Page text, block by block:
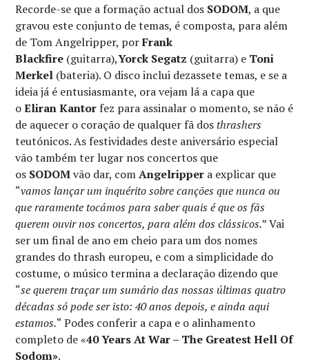
Recorde-se que a formação actual dos SODOM, a que
gravou este conjunto de temas, é composta, para além
de Tom Angelripper, porFrank
Blackfire (guitarra),Yorck Segatz (guitarra) e Toni
Merkel (bateria). O disco inclui dezassete temas, e se a
ideia já é entusiasmante, ora vejam lá a capa que
oEliran Kantor fez para assinalar o momento, se não é
de aquecer o coração de qualquer fã dosthrashers
teutónicos. As festividades deste aniversário especial
vão também ter lugar nos concertos que
os SODOMvão dar, comAngelripper a explicar que
“vamos lançar um inquérito sobre canções que nunca ou
que raramente tocámos para saber quais é que os fãs
querem ouvir nos concertos, para além dos clássicos.” Vai
ser um final de ano em cheio para um dos nomes
grandes do thrash europeu, e com a simplicidade do
costume, o músico termina a declaração dizendo que
“se querem traçar um sumário das nossas últimas quatro
décadas só pode ser isto: 40 anos depois, e ainda aqui
estamos.“ Podes conferir a capa e o alinhamento
completo de «40 Years At War – The Greatest Hell Of
Sodom».